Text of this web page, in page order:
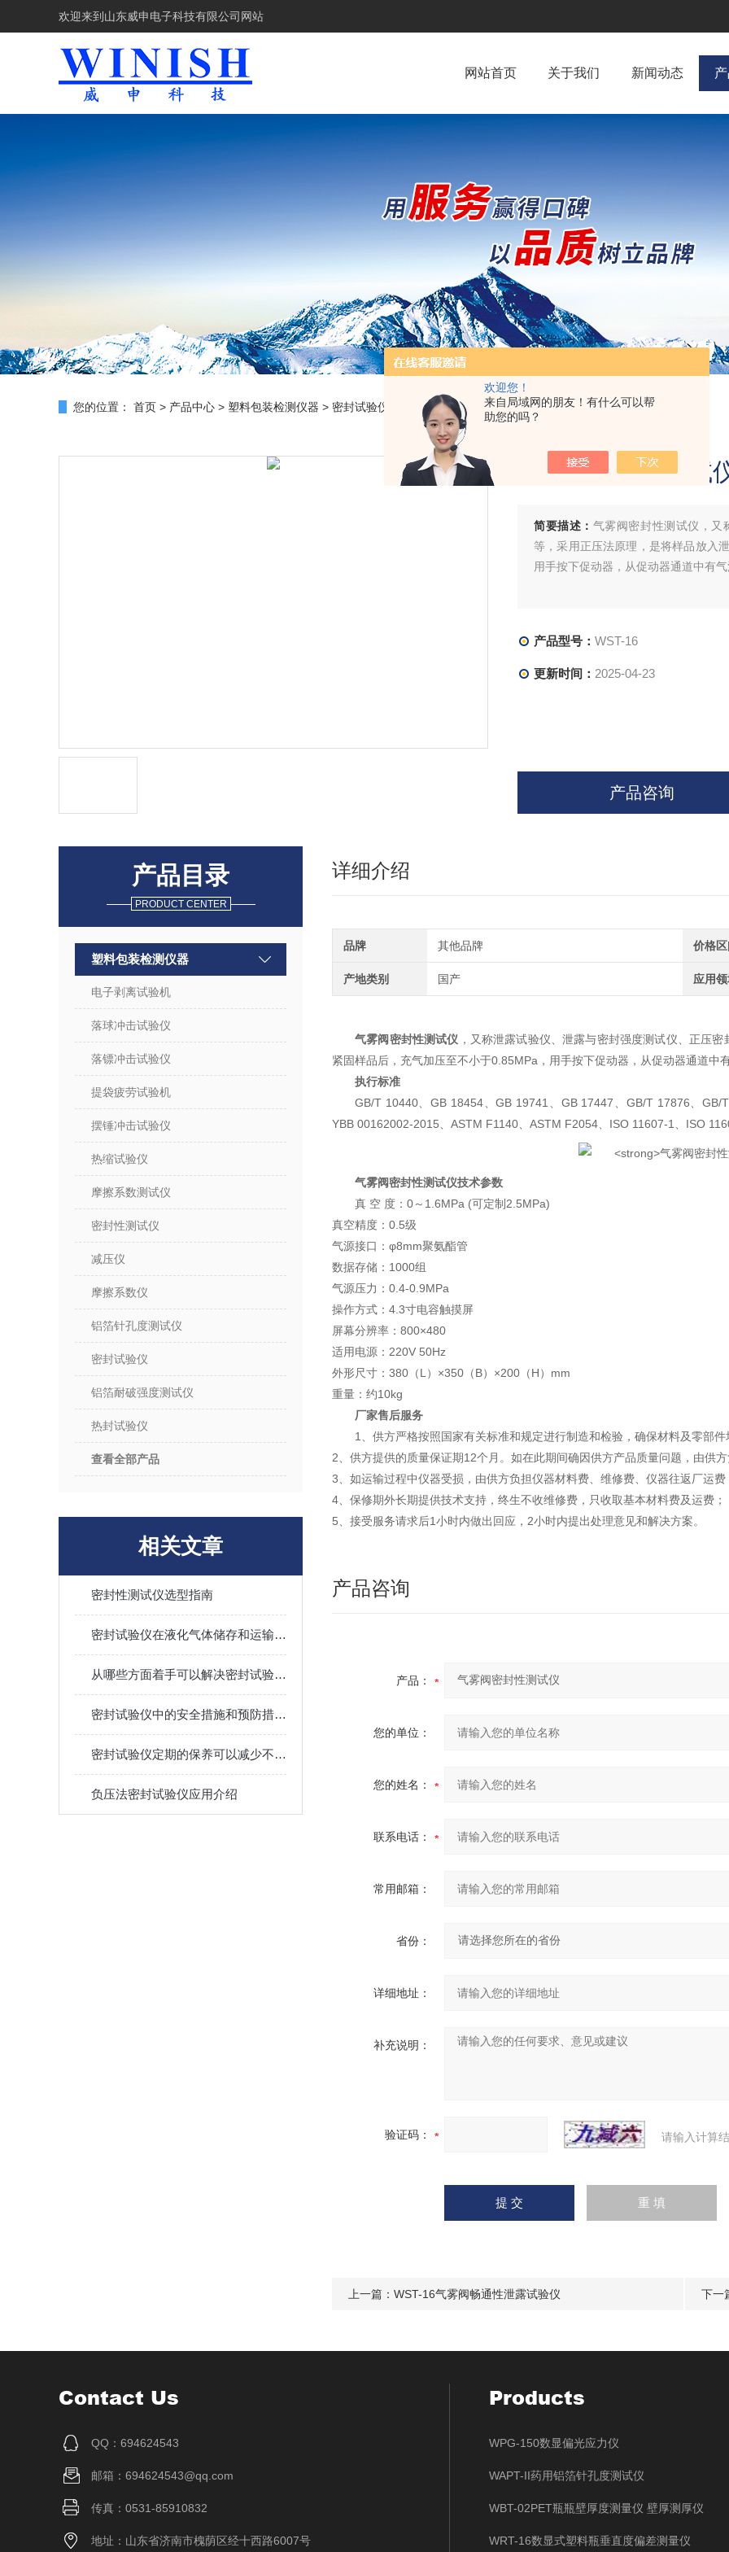
欢迎您！
来自局域网的朋友！有什么可以帮
助您的吗？
欢迎来到 山东威申电子科技有限公司网站
网站首页 关于我们 新闻动态
您的位置： 首页 > 产品中心 > 塑料包装检测仪器 > 密封试验仪 > WST-16气雾阀密封性测试仪
气雾阀密封性测试
简要描述： 气雾阀密封性测试仪，又
等，采用正压法原理，是将样品放入
用手按下促动器，从促动器通道中有
产品型号： WST-16
更新时间： 2025-04-23
产品咨询
产品目录
PRODUCT CENTER
塑料包装检测仪器
电子剥离试验机
落球冲击试验仪
落镖冲击试验仪
提袋疲劳试验机
摆锤冲击试验仪
热缩试验仪
摩擦系数测试仪
密封性测试仪
减压仪
摩擦系数仪
铝箔针孔度测试仪
密封试验仪
铝箔耐破强度测试仪
热封试验仪
查看全部产品
相关文章
密封性测试仪选型指南
密封试验仪在液化气体储存和运输中的应用
从哪些方面着手可以解决密封试验仪失灵?
密封试验仪中的安全措施和预防措施有哪些？
密封试验仪定期的保养可以减少不必要的损失
负压法密封试验仪应用介绍
详细介绍
品牌 其他品牌 价格
产地类别 国产 应用
气雾阀密封性测试仪 ，又称泄露试验仪、泄露与密封强度测试仪、正压
紧固样品后，充气加压至不小于0.85MPa，用手按下促动器，从促动器通道中
执行标准
GB/T 10440、GB 18454、GB 19741、GB 17447、GB/T 17876、
YBB 00162002-2015、ASTM F1140、ASTM F2054、ISO 11607-1、ISO
气雾阀密封性测试仪技术参数
真 空 度：0～1.6MPa (可定制2.5MPa)
真空精度：0.5级
气源接口：φ8mm聚氨酯管
数据存储：1000组
气源压力：0.4-0.9MPa
操作方式：4.3寸电容触摸屏
屏幕分辨率：800×480
适用电源：220V 50Hz
外形尺寸：380（L）×350（B）×200（H）mm
重量：约10kg
厂家售后服务
1、供方严格按照国家有关标准和规定进行制造和检验，确保材料及零部
2、供方提供的质量保证期12个月。如在此期间确因供方产品质量问题，由供
3、如运输过程中仪器受损，由供方负担仪器材料费、维修费、仪器往返厂运费
4、保修期外长期提供技术支持，终生不收维修费，只收取基本材料费及运费；
5、接受服务请求后1小时内做出回应，2小时内提出处理意见和解决方案。
产品咨询
产品：
您的单位：
您的姓名：
联系电话：
常用邮箱：
省份：
详细地址：
补充说明：
验证码： 请输入计算
上一篇： WST-16气雾阀畅通性泄露试验仪 下一
Contact Us
QQ：694624543
邮箱：694624543@qq.com
传真：0531-85910832
地址：山东省济南市槐荫区经十西路6007号
Products
WPG-150数显偏光应力仪
WAPT-II药用铝箔针孔度测试仪
WBT-02PET瓶瓶壁厚度测量仪 壁厚测厚仪
WRT-16数显式塑料瓶垂直度偏差测量仪